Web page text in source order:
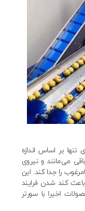
بر اساس اندازه
می‌مانند و نیروی
را جدا کند. این
باعث کند شدن فرایند
اخیرا با سورتر